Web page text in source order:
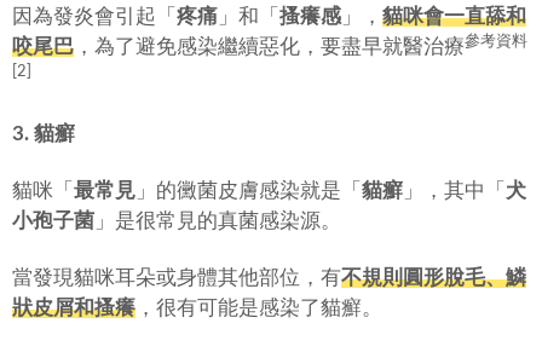
因為發炎會引起「 疼痛 」和「 搔癢感 」， 貓咪會一直舔和
咬尾巴 ，為了避免感染繼續惡化，要盡早就醫治療參考資料
[2]
3. 貓癬
貓咪「 最常見 」的黴菌皮膚感染就是「 貓癬 」，其中「 犬
小孢子菌 」是很常見的真菌感染源。
當發現貓咪耳朵或身體其他部位，有不規則圓形脫毛、鱗
狀皮屑和搔癢 ，很有可能是感染了貓癬。